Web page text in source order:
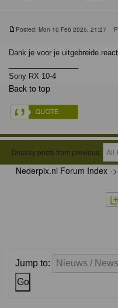
Posted: Mon 10 Feb 2025, 21:27
Dank je voor je uitgebreide
Sony RX 10-4
Back to top
Display posts from previous:
Nederpix.nl Forum Index ->
Jump to: